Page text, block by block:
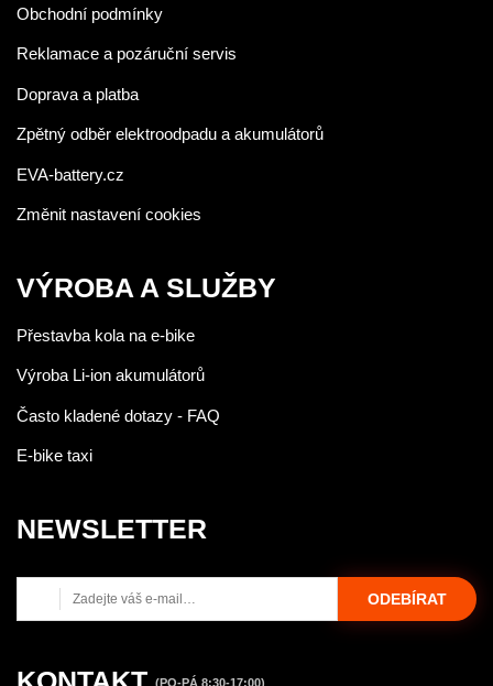
Obchodní podmínky
Reklamace a pozáruční servis
Doprava a platba
Zpětný odběr elektroodpadu a akumulátorů
EVA-battery.cz
Změnit nastavení cookies
VÝROBA A SLUŽBY
Přestavba kola na e-bike
Výroba Li-ion akumulátorů
Často kladené dotazy - FAQ
E-bike taxi
NEWSLETTER
ODEBÍRAT
(PO-PÁ 8:30-17:00)